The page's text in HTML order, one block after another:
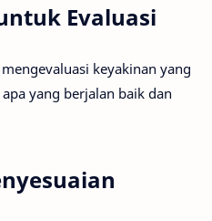
Evaluasi
keyakinan yang
yang berjalan baik dan